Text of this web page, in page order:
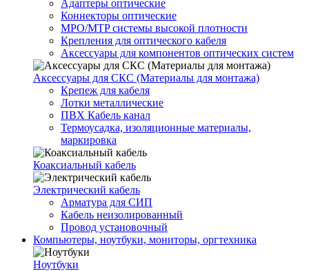
Адаптеры оптические
Коннекторы оптические
MPO/MTP системы высокой плотности
Крепления для оптического кабеля
Аксессуары для компонентов оптических систем
Аксессуары для СКС (Материалы для монтажа)
Крепеж для кабеля
Лотки металлические
ПВХ Кабель канал
Термоусадка, изоляционные материалы,
маркировка
Коаксиальный кабель
Электрический кабель
Арматура для СИП
Кабель неизолированный
Провод установочный
Компьютеры, ноутбуки, мониторы, оргтехника
Ноутбуки